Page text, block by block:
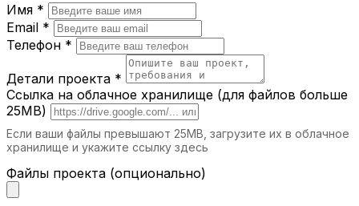
Рестораны и кафе.
дизайном подчёркивают атмосферу
заведения.
Дома.Параметрические кресла станут
акцентом в гостиной, спальне или зоне
отдыха.
Выставочные залы.Кресла и стулья с
уникальными формами привлекают
внимание и создают особую атмосферу.
Гостиницы. Удобная и стильная мебель
делает отдых гостей ещё комфортнее.
Имя *
Email *
Телефон *
Детали проекта *
Ссылка на облачное хранилище (для файлов больше
25MB)
Если ваши файлы превышают 25MB, загрузите их в облачное
хранилище и укажите ссылку здесь
Файлы проекта (опционально)